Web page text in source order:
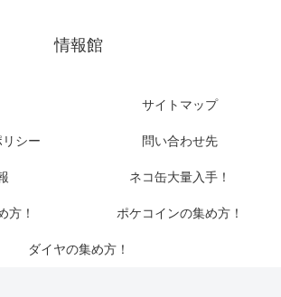
情報館
サイトマップ
シー 問い合わせ先
ネコ缶大量入手！
方！ ポケコインの集め方！
ダイヤの集め方！